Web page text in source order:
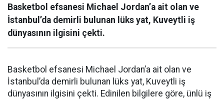
Basketbol efsanesi Michael Jordan’a ait olan ve
İstanbul’da demirli bulunan lüks yat, Kuveytli iş
dünyasının ilgisini çekti.
Basketbol efsanesi Michael Jordan’a ait olan ve
İstanbul’da demirli bulunan lüks yat, Kuveytli iş
dünyasının ilgisini çekti. Edinilen bilgilere göre, ünlü iş